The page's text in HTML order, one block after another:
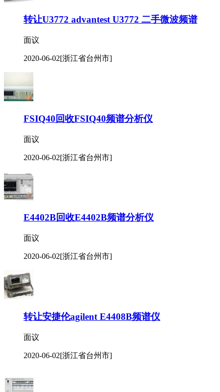
转让U3772 advantest U3772 二手微波频谱
面议
2020-06-02[浙江省台州市]
FSIQ40回收FSIQ40频谱分析仪
面议
2020-06-02[浙江省台州市]
E4402B回收E4402B频谱分析仪
面议
2020-06-02[浙江省台州市]
转让安捷伦agilent E4408B频谱仪
面议
2020-06-02[浙江省台州市]